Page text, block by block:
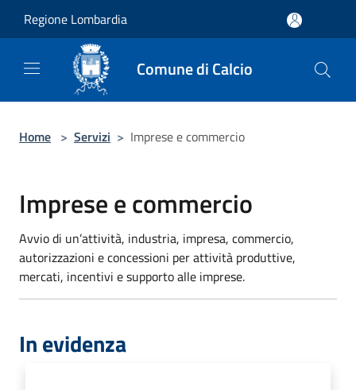
Regione Lombardia
Comune di Calcio
Home > Servizi > Imprese e commercio
Imprese e commercio
Avvio di un’attività, industria, impresa, commercio,
autorizzazioni e concessioni per attività produttive,
mercati, incentivi e supporto alle imprese.
In evidenza